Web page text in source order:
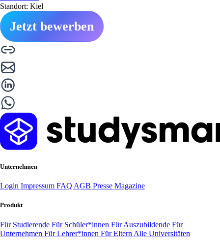
Standort: Kiel
Jetzt bewerben
Unternehmen
Login Impressum FAQ AGB Presse Magazine
Produkt
Für Studierende Für Schüler*innen Für Auszubildende Für
Unternehmen Für Lehrer*innen Für Eltern Alle Universitäten